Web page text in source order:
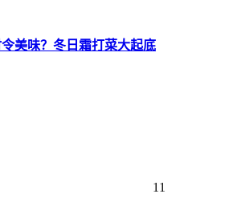
美味？冬日霜打菜大起底
11